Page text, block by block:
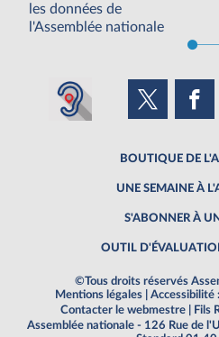
les données de
l'Assemblée nationale
BOUTIQUE DE
UNE SEMAINE À
S'ABONNER À
OUTIL
©Tous droits réservés
Mentions légales
Accessibilité
Contacter le webmestre
Fils
Assemblée nationale - 126 Rue de